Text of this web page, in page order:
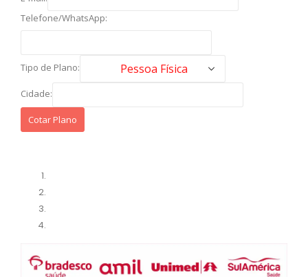
Telefone/WhatsApp:
Tipo de Plano:
Cidade: